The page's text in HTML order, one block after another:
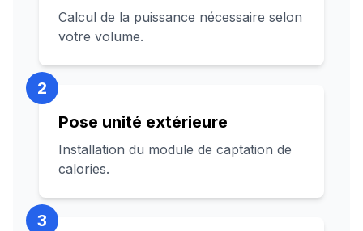
Calcul de la puissance nécessaire selon
votre volume.
2
Pose unité extérieure
Installation du module de captation de
calories.
3